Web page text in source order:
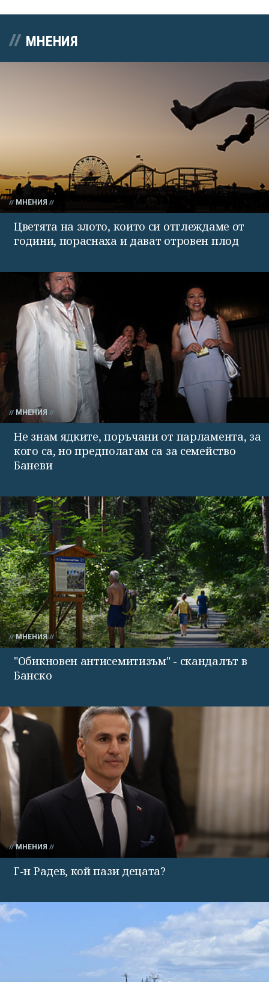
МНЕНИЯ
МНЕНИЯ
Цветята на злото, които си отглеждаме от
години, пораснаха и дават отровен плод
МНЕНИЯ
Не знам ядките, поръчани от парламента, за
кого са, но предполагам са за семейство
Баневи
МНЕНИЯ
"Обикновен антисемитизъм" - скандалът в
Банско
МНЕНИЯ
Г-н Радев, кой пази децата?